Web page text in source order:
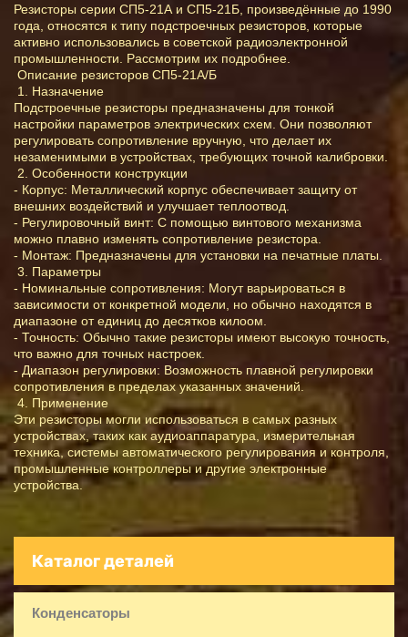
Резисторы серии СП5-21А и СП5-21Б, произведённые до 1990
года, относятся к типу подстроечных резисторов, которые
активно использовались в советской радиоэлектронной
промышленности. Рассмотрим их подробнее.
Описание резисторов СП5-21А/Б
1. Назначение
Подстроечные резисторы предназначены для тонкой
настройки параметров электрических схем. Они позволяют
регулировать сопротивление вручную, что делает их
незаменимыми в устройствах, требующих точной калибровки.
2. Особенности конструкции
- Корпус: Металлический корпус обеспечивает защиту от
внешних воздействий и улучшает теплоотвод.
- Регулировочный винт: С помощью винтового механизма
можно плавно изменять сопротивление резистора.
- Монтаж: Предназначены для установки на печатные платы.
3. Параметры
- Номинальные сопротивления: Могут варьироваться в
зависимости от конкретной модели, но обычно находятся в
диапазоне от единиц до десятков килоом.
- Точность: Обычно такие резисторы имеют высокую точность,
что важно для точных настроек.
- Диапазон регулировки: Возможность плавной регулировки
сопротивления в пределах указанных значений.
4. Применение
Эти резисторы могли использоваться в самых разных
устройствах, таких как аудиоаппаратура, измерительная
техника, системы автоматического регулирования и контроля,
промышленные контроллеры и другие электронные
устройства.
Каталог деталей
Конденсаторы